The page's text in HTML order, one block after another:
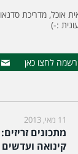
אוכל, מדריכת
:-)
לחצו כאן
11 מאי, 2013
מתכונים
קינואה ועדשים